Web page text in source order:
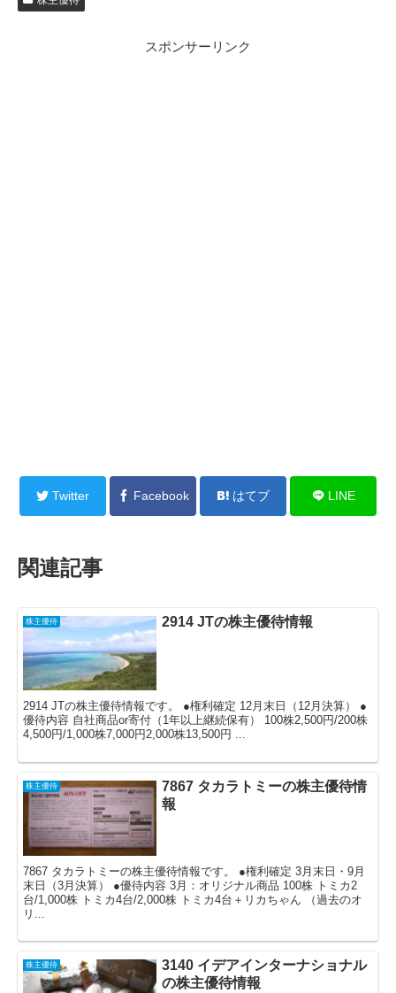
スポンサーリンク
Twitter Facebook はてブ LINE
関連記事
株主優待 2914 JTの株主優待情報
2914 JTの株主優待情報です。 ●権利確定 12月末日（12月決算） ●
優待内容 自社商品or寄付（1年以上継続保有） 100株2,500円/200株
4,500円/1,000株7,000円2,000株13,500円 ...
株主優待
7867 タカラトミーの株主優待情
報
7867 タカラトミーの株主優待情報です。 ●権利確定 3月末日・9月
末日（3月決算） ●優待内容 3月：オリジナル商品 100株 トミカ2
台/1,000株 トミカ4台/2,000株 トミカ4台＋リカちゃん （過去のオ
リ...
株主優待
3140 イデアインターナショナル
の株主優待情報